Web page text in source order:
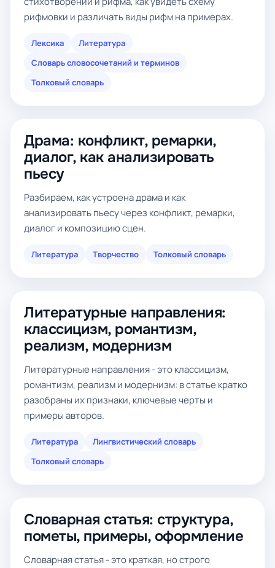
рифмовки и различать виды рифм на примерах.
Лексика
Литература
Словарь словосочетаний и терминов
Толковый словарь
Драма: конфликт, ремарки,
диалог, как анализировать
пьесу
Разбираем, как устроена драма и как
анализировать пьесу через конфликт, ремарки,
диалог и композицию сцен.
Литература Творчество Толковый словарь
Литературные направления:
классицизм, романтизм,
реализм, модернизм
Литературные направления - это классицизм,
романтизм, реализм и модернизм: в статье кратко
разобраны их признаки, ключевые черты и
примеры авторов.
Литература
Лингвистический словарь
Толковый словарь
Словарная статья: структура,
пометы, примеры, оформление
Словарная статья - это краткая, но строго